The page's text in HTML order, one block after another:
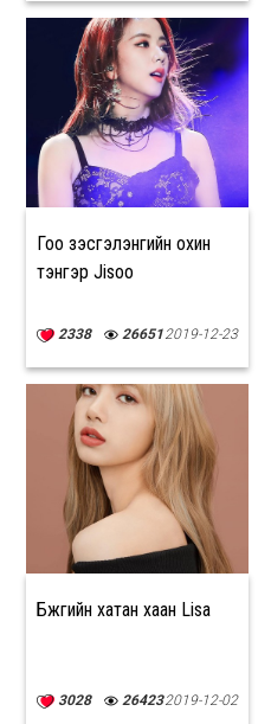
Гоо үзэсгэлэнгийн охин
тэнгэр Jisoo
2338 266512019-12-23
Бүжгийн хатан хаан Lisa
3028 264232019-12-02